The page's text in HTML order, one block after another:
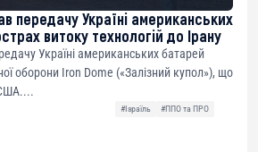
передачу Україні американських
витоку технологій до Ірану
Україні американських батарей
оборони Iron Dome («Залізний купол»), що
#Ізраїль
#ППО та ПРО